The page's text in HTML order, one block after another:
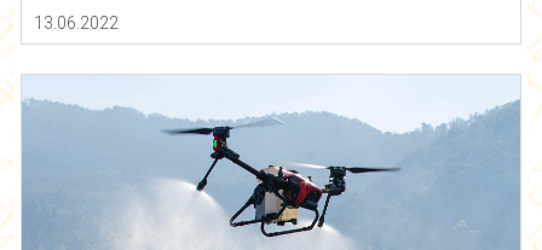
13.06.2022